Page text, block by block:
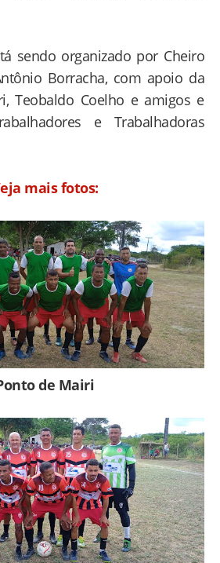
sendo organizado por Cheiro
Borracha, com apoio da
Teobaldo Coelho e amigos e
e Trabalhadoras
mais fotos:
de Mairi